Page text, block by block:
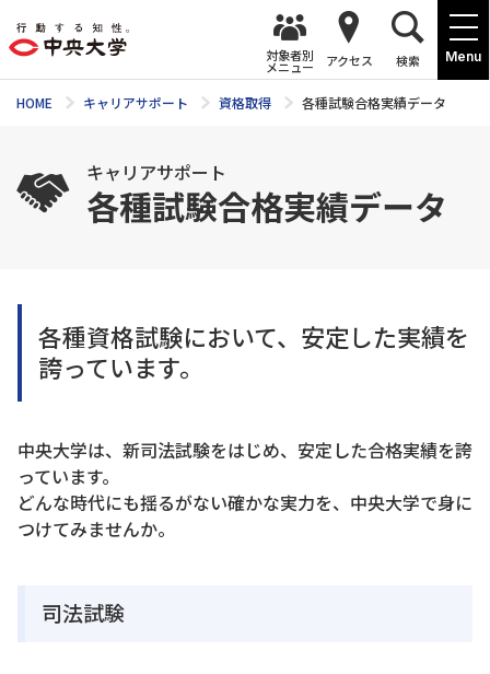
Menu
対象者別
メニュー アクセス 検索
HOME キャリアサポート 資格取得 各種試験合格実績データ
キャリアサポート
各種試験合格実績データ
各種資格試験において、安定した実績を
誇っています。
中央大学は、新司法試験をはじめ、安定した合格実績を誇
っています。
どんな時代にも揺るがない確かな実力を、中央大学で身に
つけてみませんか。
司法試験